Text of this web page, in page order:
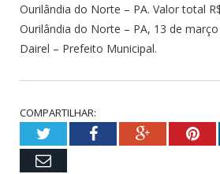
Ourilândia do Norte – PA. Valor total
Ourilândia do Norte – PA, 13 de março
Dairel – Prefeito Municipal.
COMPARTILHAR:
TwitterFacebookGoogle+
Email